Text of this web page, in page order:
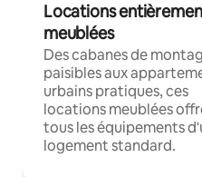
Locations
meublées
Des cabanes de
paisibles aux
urbains pratiques, ces
locations meublées
tous les équipements
logement standard.